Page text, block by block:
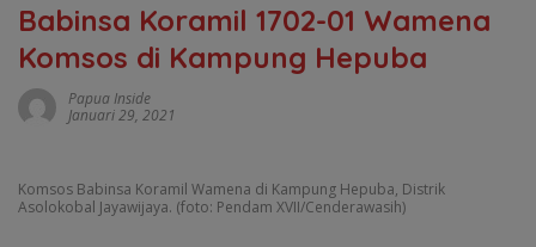
Babinsa Koramil 1702-01 Wamena
Komsos di Kampung Hepuba
Papua Inside
Januari 29, 2021
Komsos Babinsa Koramil Wamena di Kampung Hepuba, Distrik
Asolokobal Jayawijaya. (foto: Pendam XVII/Cenderawasih)